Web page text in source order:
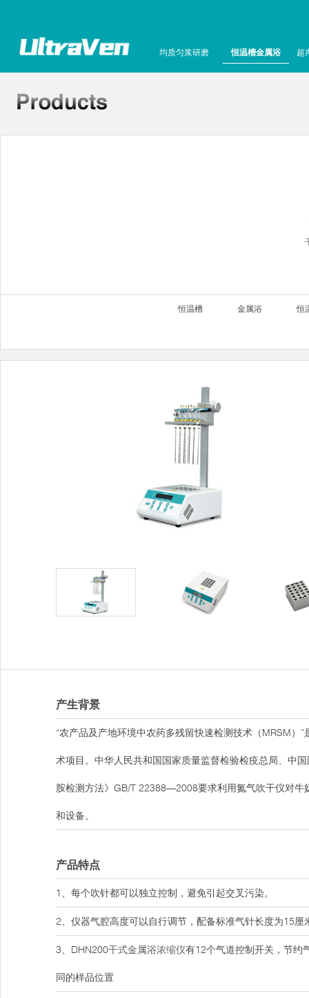
均质匀浆研磨 恒温槽金属浴 超
恒温槽 金属浴 恒
产生背景
“农产品及产地环境中农药多残留快速检测技术（MRSM
术项目。中华人民共和国国家质量监督检验检疫总局、中
胺检测方法》GB/T 22388—2008要求利用氮气吹干仪对
和设备。
产品特点
1、每个吹针都可以独立控制，避免引起交叉污染。
2、仪器气腔高度可以自行调节，配备标准气针长度为15厘
3、DHN200干式金属浴浓缩仪有12个气道控制开关，节约
同的样品位置